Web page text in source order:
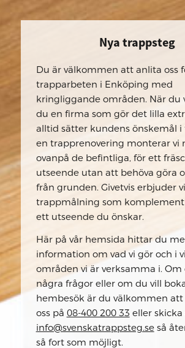
Nya trappsteg
Du är välkommen att anlita oss
trapparbeten i Enköping med
kringliggande områden. När du
du en firma som gör det lilla
alltid sätter kundens önskemål i
en trapprenovering monterar vi
ovanpå de befintliga, för ett
utseende utan att behöva göra
från grunden. Givetvis erbjuder vi
trappmålning som
ett utseende du önskar.
Här på vår hemsida hittar du
information om vad vi gör och i
områden vi är verksamma i. Om
några frågor eller om du vill
hembesök är du välkommen
oss på 08-400 200 33 eller
info@svenskatrappsteg.seså
så fort som möjligt.